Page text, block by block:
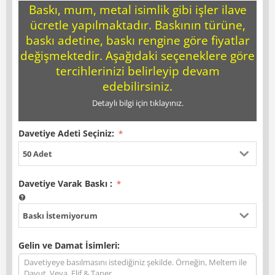
Baskı, mum, metal isimlik gibi işler ilave
ücretle yapılmaktadır. Baskının türüne,
baskı adetine, baskı rengine göre fiyatlar
değişmektedir. Aşağıdaki seçeneklere göre
tercihlerinizi belirleyip devam
edebilirsiniz.
Detaylı bilgi için tıklayınız.
Davetiye Adeti Seçiniz:
50 Adet
Davetiye Varak Baskı :
Baskı İstemiyorum
Gelin ve Damat İsimleri: